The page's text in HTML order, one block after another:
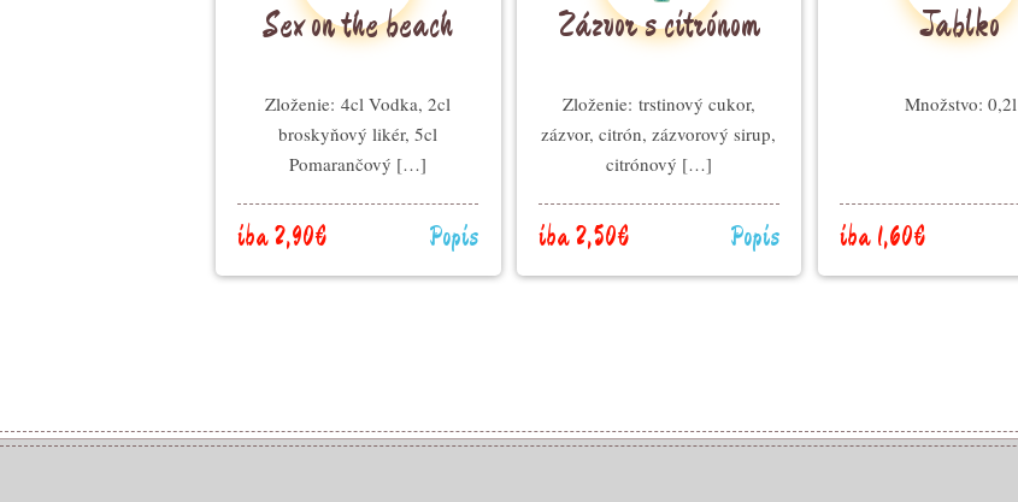
Sex on the beach
Zloženie: 4cl Vodka, 2cl
broskyňový likér, 5cl
Pomarančový […]
iba 2,90€ Popis
Zázvor s citrónom
Zloženie: trstinový cukor,
zázvor, citrón, zázvorový sirup,
citrónový […]
iba 2,50€ Popis
Jablko
Množstvo: 0,2l
iba 1,60€